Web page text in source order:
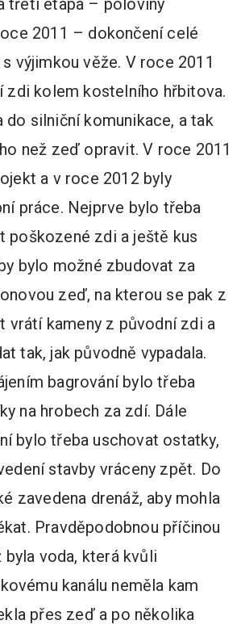
třetí etapa – poloviny
2011 – dokončení celé
výjimkou věže. V roce 2011
zdi kolem kostelního hřbitova.
do silniční komunikace, a tak
než zeď opravit. V roce 2011
a v roce 2012 byly
práce. Nejprve bylo třeba
poškozené zdi a ještě kus
bylo možné zbudovat za
zeď, na kterou se pak z
vrátí kameny z původní zdi a
tak, jak původně vypadala.
bagrování bylo třeba
na hrobech za zdí. Dále
bylo třeba uschovat ostatky,
stavby vráceny zpět. Do
zavedena drenáž, aby mohla
Pravděpodobnou příčinou
voda, která kvůli
kanálu neměla kam
přes zeď a po několika